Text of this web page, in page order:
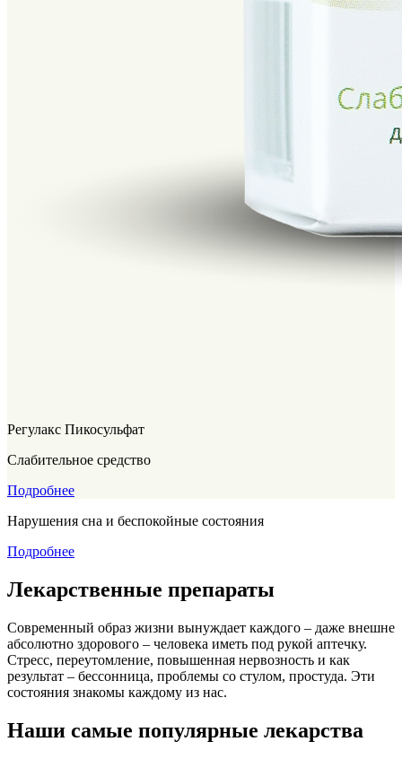
Регулакс Пикосульфат
Слабительное средство
Подробнее
Нарушения сна и беспокойные состояния
Подробнее
Лекарственные препараты
Современный образ жизни вынуждает каждого – даже внешне
абсолютно здорового – человека иметь под рукой аптечку.
Стресс, переутомление, повышенная нервозность и как
результат – бессонница, проблемы со стулом, простуда. Эти
состояния знакомы каждому из нас.
Наши самые популярные лекарства